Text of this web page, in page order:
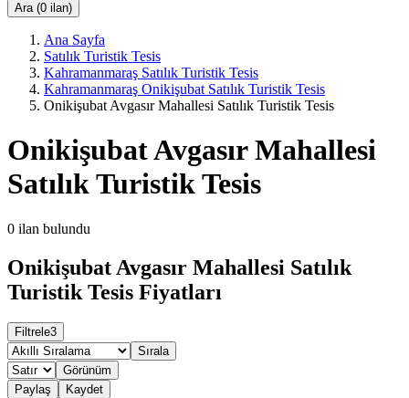
Ara (0 ilan)
Ana Sayfa
Satılık Turistik Tesis
Kahramanmaraş Satılık Turistik Tesis
Kahramanmaraş Onikişubat Satılık Turistik Tesis
Onikişubat Avgasır Mahallesi Satılık Turistik Tesis
Onikişubat Avgasır Mahallesi
Satılık Turistik Tesis
0 ilan bulundu
Onikişubat Avgasır Mahallesi Satılık
Turistik Tesis Fiyatları
Filtrele3
Sırala
Görünüm
Paylaş
Kaydet